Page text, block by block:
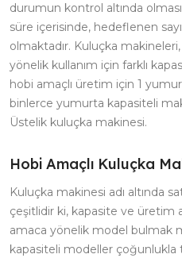
durumun kontrol altında
süre içerisinde, hedeflenen
olmaktadır. Kuluçka
yönelik kullanım için farklı
hobi amaçlı üretim için 1
binlerce yumurta kapasiteli
Üstelik kuluçka makinesi.
Hobi Amaçlı Kuluçka
Kuluçka makinesi adı altında
çeşitlidir ki, kapasite ve üretim
amaca yönelik model bulmak
kapasiteli modeller çoğunlukla